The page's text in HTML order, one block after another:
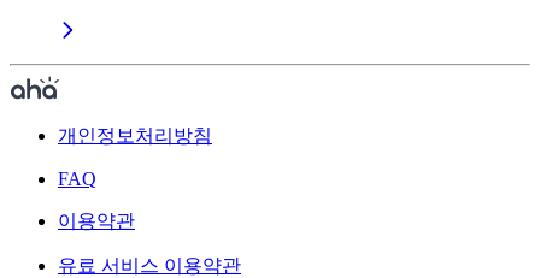
개인정보처리방침
FAQ
이용약관
유료 서비스 이용약관